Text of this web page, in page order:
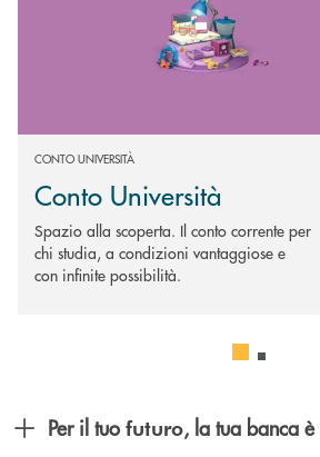
CONTO UNIVERSITÀ
Conto Università
Spazio alla scoperta. Il conto corrente per
chi studia, a condizioni vantaggiose e
con infinite possibilità.
Per il tuo futuro, la tua banca è